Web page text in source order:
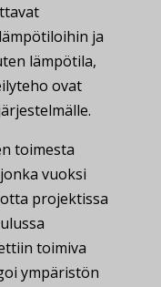
ja
lämpötila,
ovat
toimesta
vuoksi
projektissa
toimiva
ympäristön